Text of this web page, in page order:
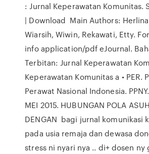
: Jurnal Keperawatan Komunitas.
| Download Main Authors:
Wiarsih, Wiwin, Rekawati, Etty.
info application/pdf eJournal.
Terbitan: Jurnal Keperawatan
Keperawatan Komunitas a • PER.
Perawat Nasional Indonesia. PPNY.
MEI 2015. HUBUNGAN POLA
DENGAN bagi jurnal komunikasi
pada usia remaja dan dewasa
stress ni nyari nya .. di+ dosen ny